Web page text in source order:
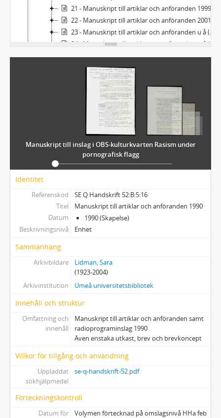
21 - Manuskript till artiklar och anföranden 1999-2000
22 - Manuskript till artiklar och anföranden 2001-2003
23 - Manuskript till artiklar och anföranden u å (1980-2000-tal)
24 - Manuskript till artiklar och anföranden u å (1980-90-tal)
25 - Utkast till artiklar och texter u å (1980-90-tal)
26 - Utkast till artiklar, texter och anföranden u å (1980-tal)
27 - Utkast till artiklar, texter och anföranden u å (1980-tal)
28 - Utkast till artiklar, texter och anföranden u å (1980-tal)
29 - Utkast till artiklar, texter och anföranden u å (1980-90-tal)
30 - Utkast till artiklar, texter och anföranden u å (1980-90-tal)
31 - Utkast till artiklar och texter 1998, u å
C - Korrespondens
D - Handlingar rörande arkivbildarens verksamhet
E - Samlingar
Manuskript till inslag i OBS-kulturkvarten Rasism under
pornografisk flagg
Identitet
Referenskod
SE Q Handskrift 52:B:5:16
Titel
Manuskript till artiklar och anföranden 1990
Datum
1990 (Skapelse)
Beskrivningsnivå
Enhet
Sammanhang
Arkivbildare
Lidman, Sara
(1923-2004)
Arkivinstitution
Umeå universitetsbibliotek
Innehåll och struktur
Omfattning och
innehåll
Manuskript till artiklar och anföranden samt
radioprograminslag 1990
Även enstaka utkast, brev och brevkoncept
Villkor för tillgång och användning
Uppladdat
sökhjälpmedel
se-q-handskrift-52.pdf
Förteckningskontroll
Datum för
Volymen förtecknad på omslagsnivå HHa feb